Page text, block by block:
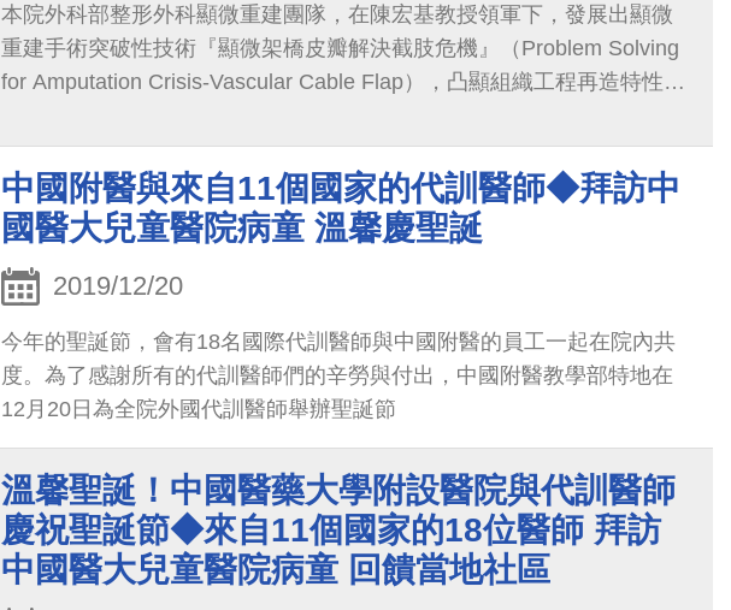
前。
本院外科部整形外科顯微重建團隊，在陳宏基教授領軍下，發展出顯微
重建手術突破性技術『顯微架橋皮瓣解決截肢危機』（Problem Solving
for Amputation Crisis-Vascular Cable Flap），凸顯組織工程再造特性，
中國附醫與來自11個國家的代訓醫師◆拜訪中
國醫大兒童醫院病童 溫馨慶聖誕
2019/12/20
今年的聖誕節，會有18名國際代訓醫師與中國附醫的員工一起在院內共
度。為了感謝所有的代訓醫師們的辛勞與付出，中國附醫教學部特地在
12月20日為全院外國代訓醫師舉辦聖誕節
溫馨聖誕！中國醫藥大學附設醫院與代訓醫師
慶祝聖誕節◆來自11個國家的18位醫師 拜訪
中國醫大兒童醫院病童 回饋當地社區